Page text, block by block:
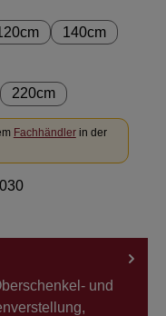
140cm
220cm
Fachhändlerin der
und